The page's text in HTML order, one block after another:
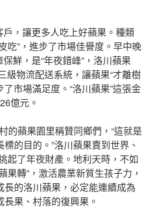
戶，讓更多人吃上好蘋果。種類
吃”，進步了市場佳譽度。早中晚
鮮，是“年夜錯峰”，洛川蘋果
級物流配送系統，讓蘋果“才離樹
市場滿足度。“洛川蘋果”這張金
億元。
的蘋果園里稱贊同鄉們，“這就是
的目的。”洛川蘋果賣到世界、
起了年夜財產。地利天時，不如
果轉”，激活農業新質生孩子力，
的洛川蘋果，必定能連續成為
果、村落的復興果。